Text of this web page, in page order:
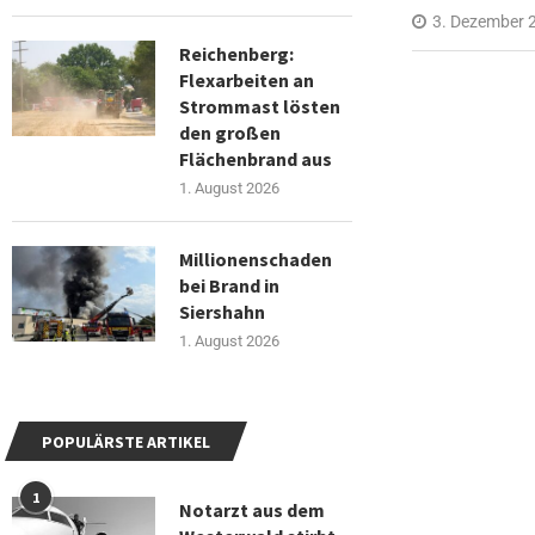
3. Dezember
Reichenberg:
Flexarbeiten an
Strommast lösten
den großen
Flächenbrand aus
1. August 2026
Millionenschaden
bei Brand in
Siershahn
1. August 2026
POPULÄRSTE ARTIKEL
1
Notarzt aus dem